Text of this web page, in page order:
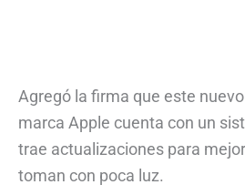
Agregó la firma que este
marca Apple cuenta con un
trae actualizaciones para
toman con poca luz.